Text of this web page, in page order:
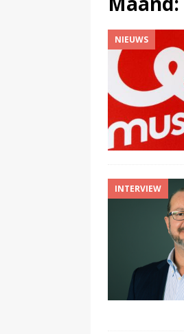
NIEUWS
INTERVIEW